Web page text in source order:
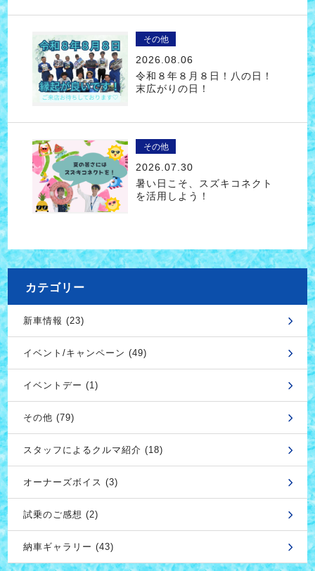
その他
2026.08.06
令和８年８月８日！八の日！
末広がりの日！
その他
2026.07.30
暑い日こそ、スズキコネクト
を活用しよう！
カテゴリー
新車情報 (23)
イベント/キャンペーン (49)
イベントデー (1)
その他 (79)
スタッフによるクルマ紹介 (18)
オーナーズボイス (3)
試乗のご感想 (2)
納車ギャラリー (43)